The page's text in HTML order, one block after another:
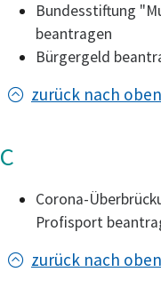
Bundesstiftung
beantragen
Bürgergeld
zurück nach oben
C
Corona-
Profisport
zurück nach oben